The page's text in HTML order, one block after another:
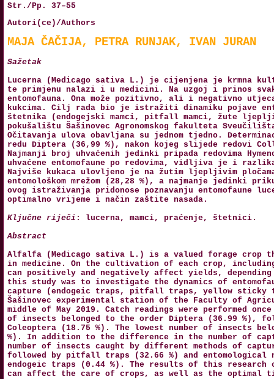
Str./Pp. 37–55
Autori(ce)/Authors
MAJA ČAČIJA, PETRA RUNJAK, IVAN JURAN
Sažetak
Lucerna (Medicago sativa L.) je cijenjena je krmna
te primjenu nalazi i u medicini. Na uzgoj i prinos
entomofauna. Ona može pozitivno, ali i negativno
kukcima. Cilj rada bio je istražiti dinamiku pojave
štetnika (endogejski mamci, pitfall mamci, žute
pokušalištu Šašinovec Agronomskog fakulteta
Očitavanja ulova obavljana su jednom tjedno.
redu Diptera (36,99 %), nakon kojeg slijede redovi
Najmanji broj uhvaćenih jedinki pripada redovima
uhvaćene entomofaune po redovima, vidljiva je i
Najviše kukaca ulovljeno je na žutim ljepljivim
entomološkom mrežom (28,28 %), a najmanje jedinki
ovog istraživanja pridonose poznavanju entomofaune
optimalno vrijeme i način zaštite nasada.
Ključne riječi : lucerna, mamci, praćenje, štetnici.
Abstract
Alfalfa (Medicago sativa L.) is a valued forage crop
in medicine. On the cultivation of each crop,
can positively and negatively affect yields,
this study was to investigate the dynamics of
capture (endogeic traps, pitfall traps, yellow sticky
Šašinovec experimental station of the Faculty of
middle of May 2019. Catch readings were performed
of insects belonged to the order Diptera (36.99 %),
Coleoptera (18.75 %). The lowest number of insects
%). In addition to the difference in the number of
number of insects caught by different methods of
followed by pitfall traps (32.66 %) and entomological
endogeic traps (0.44 %). The results of this research
can affect the care of crops, as well as the optimal